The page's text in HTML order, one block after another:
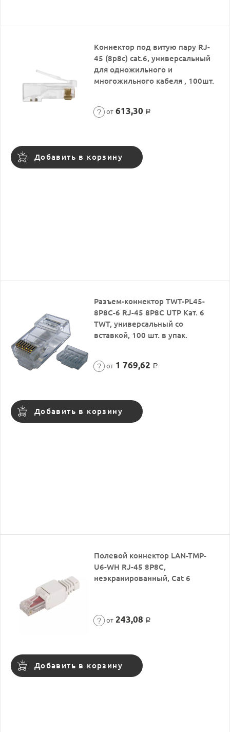
Коннектор под витую пару RJ-
45 (8p8c) cat.6, универсальный
для одножильного и
многожильного кабеля , 100шт.
от 613,30 Р
Добавить в корзину
Разъем-коннектор TWT-PL45-
8P8C-6 RJ-45 8P8C UTP Кат. 6
TWT, универсальный со
вставкой, 100 шт. в упак.
от 1 769,62 Р
Добавить в корзину
Полевой коннектор LAN-TMP-
U6-WH RJ-45 8P8C,
неэкранированный, Cat 6
от 243,08 Р
Добавить в корзину